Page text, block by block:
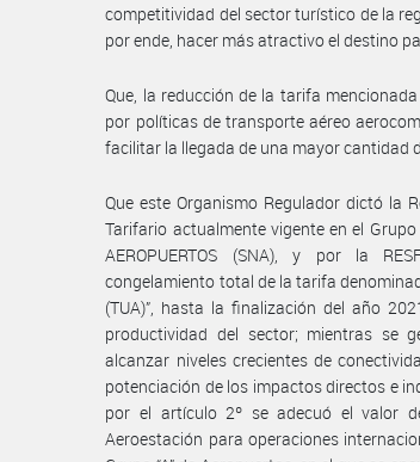
competitividad del sector turístico de la
por ende, hacer más atractivo el destino
Que, la reducción de la tarifa
por políticas de transporte aéreo
facilitar la llegada de una mayor cantidad
Que este Organismo Regulador dictó la
Tarifario actualmente vigente en el Grupo
AEROPUERTOS (SNA), y por la
congelamiento total de la tarifa
(TUA)”, hasta la finalización del año
productividad del sector; mientras se
alcanzar niveles crecientes de
potenciación de los impactos directos e
por el artículo 2º se adecuó el valor
Aeroestación para operaciones